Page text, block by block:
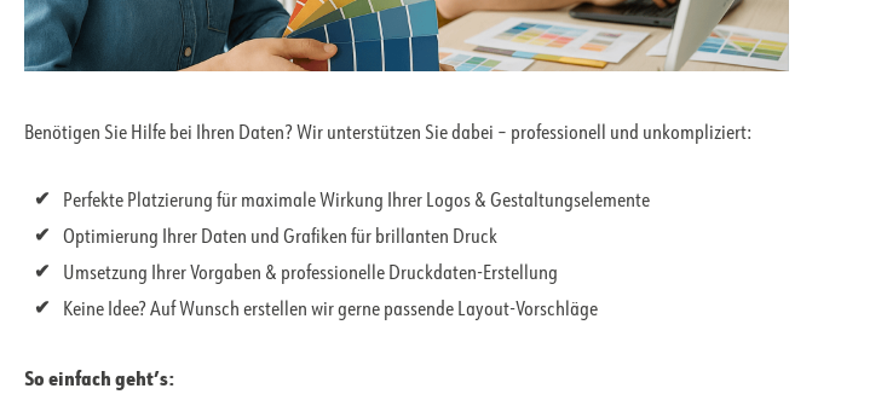
Benötigen Sie Hilfe bei Ihren Daten? Wir unterstützen Sie dabei – professionell und unkompliziert:
Perfekte Platzierung für maximale Wirkung Ihrer Logos & Gestaltungselemente
Optimierung Ihrer Daten und Grafiken für brillanten Druck
Umsetzung Ihrer Vorgaben & professionelle Druckdaten-Erstellung
Keine Idee? Auf Wunsch erstellen wir gerne passende Layout-Vorschläge
So einfach geht’s: